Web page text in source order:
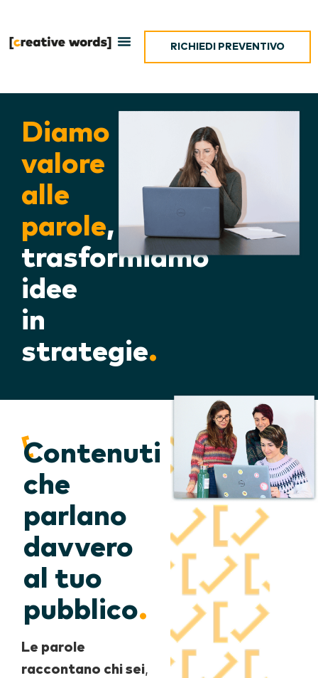
RICHIEDI PREVENTIVO
Diamo
valore
alle
parole,
trasformiamo
idee
in
strategie.
Contenuti
che
parlano
davvero
al tuo
pubblico.
Le parole
raccontano chi sei,